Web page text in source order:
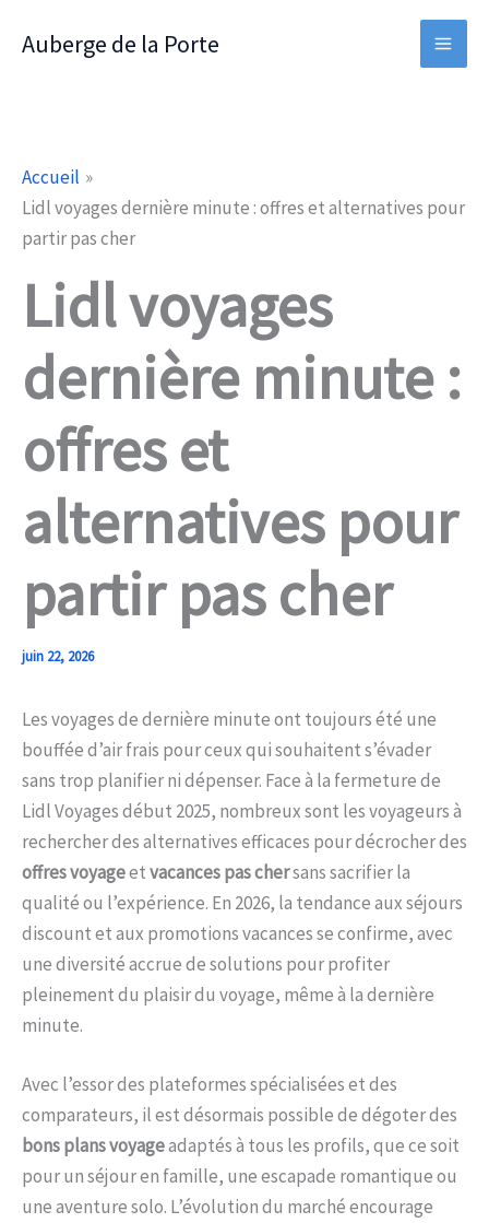
Auberge de la Porte
Accueil
Lidl voyages dernière minute : offres et alternatives pour
partir pas cher
Lidl voyages
dernière minute :
offres et
alternatives pour
partir pas cher
juin 22, 2026
Les voyages de dernière minute ont toujours été une
bouffée d’air frais pour ceux qui souhaitent s’évader
sans trop planifier ni dépenser. Face à la fermeture de
Lidl Voyages début 2025, nombreux sont les voyageurs à
rechercher des alternatives efficaces pour décrocher des
offres voyageetvacances pas chersans sacrifier la
qualité ou l’expérience. En 2026, la tendance aux séjours
discount et aux promotions vacances se confirme, avec
une diversité accrue de solutions pour profiter
pleinement du plaisir du voyage, même à la dernière
minute.
Avec l’essor des plateformes spécialisées et des
comparateurs, il est désormais possible de dégoter des
bons plans voyageadaptés à tous les profils, que ce soit
pour un séjour en famille, une escapade romantique ou
une aventure solo. L’évolution du marché encourage